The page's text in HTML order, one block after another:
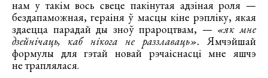
нам у такім вось свеце пакінутая адзіная роля —
бездапаможная, гераіня ў масцы кіне рэпліку, якая
здаецца парадай ды зноў прароцтвам, — «як мне
дзейнічаць, каб нікога не раззлаваць». Ямчэйшай
формулы для гэтай новай рэчаіснасці мне яшчэ
не траплялася.